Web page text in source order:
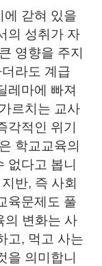
에 갇혀 있을
의 성취가 자
영향을 주지
라도 계급
레마에 빠져
르치는 교사
각적인 위기
학교교육의
없다고 봅니
반, 즉 사회
육문제도 풀
의 변화는 사
고, 먹고 사는
을 의미합니